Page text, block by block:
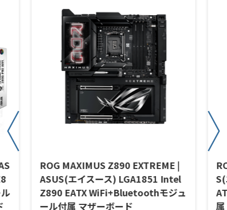
ROG MAXIMUS Z890 EXTREME |
ASUS(エイスース) LGA1851 Intel
Z890 EATX WiFi+Bluetoothモジュ
ール付属 マザーボード